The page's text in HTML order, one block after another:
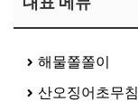
해물쫄쫄이
산오징어초무침